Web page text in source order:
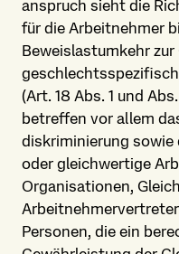
anspruch sieht die
für die Arbeit­nehmer
Beweislastumkehr
(Art. 18 Abs. 1 und
betreffen vor allem
diskriminierung sowie
oder gleichwertige
Organisationen,
Personen, die ein